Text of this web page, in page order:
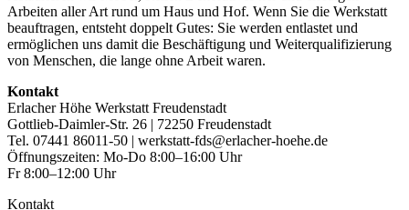
Arbeiten aller Art rund um Haus und Hof. Wenn Sie die Werkstatt
beauftragen, entsteht doppelt Gutes: Sie werden entlastet und
ermöglichen uns damit die Beschäftigung und Weiterqualifizierung
von Menschen, die lange ohne Arbeit waren.
Kontakt
Erlacher Höhe Werkstatt Freudenstadt
Gottlieb-Daimler-Str. 26 | 72250 Freudenstadt
Tel. 07441 86011-50 | werkstatt-fds@erlacher-hoehe.de
Öffnungszeiten: Mo-Do 8:00–16:00 Uhr
Fr 8:00–12:00 Uhr
Kontakt